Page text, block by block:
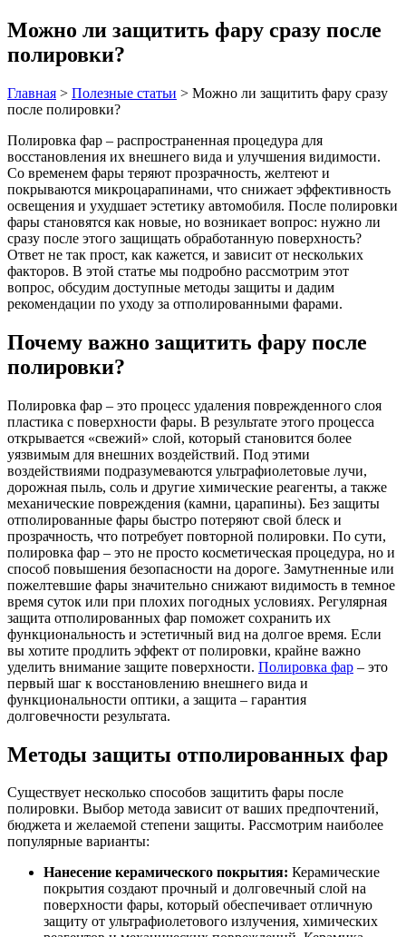
Можно ли защитить фару сразу после
полировки?
Главная > Полезные статьи > Можно ли защитить фару сразу
после полировки?
Полировка фар – распространенная процедура для
восстановления их внешнего вида и улучшения видимости.
Со временем фары теряют прозрачность, желтеют и
покрываются микроцарапинами, что снижает эффективность
освещения и ухудшает эстетику автомобиля. После полировки
фары становятся как новые, но возникает вопрос: нужно ли
сразу после этого защищать обработанную поверхность?
Ответ не так прост, как кажется, и зависит от нескольких
факторов. В этой статье мы подробно рассмотрим этот
вопрос, обсудим доступные методы защиты и дадим
рекомендации по уходу за отполированными фарами.
Почему важно защитить фару после
полировки?
Полировка фар – это процесс удаления поврежденного слоя
пластика с поверхности фары. В результате этого процесса
открывается «свежий» слой, который становится более
уязвимым для внешних воздействий. Под этими
воздействиями подразумеваются ультрафиолетовые лучи,
дорожная пыль, соль и другие химические реагенты, а также
механические повреждения (камни, царапины). Без защиты
отполированные фары быстро потеряют свой блеск и
прозрачность, что потребует повторной полировки. По сути,
полировка фар – это не просто косметическая процедура, но и
способ повышения безопасности на дороге. Замутненные или
пожелтевшие фары значительно снижают видимость в темное
время суток или при плохих погодных условиях. Регулярная
защита отполированных фар поможет сохранить их
функциональность и эстетичный вид на долгое время. Если
вы хотите продлить эффект от полировки, крайне важно
уделить внимание защите поверхности. Полировка фар – это
первый шаг к восстановлению внешнего вида и
функциональности оптики, а защита – гарантия
долговечности результата.
Методы защиты отполированных фар
Существует несколько способов защитить фары после
полировки. Выбор метода зависит от ваших предпочтений,
бюджета и желаемой степени защиты. Рассмотрим наиболее
популярные варианты:
Нанесение керамического покрытия: Керамические
покрытия создают прочный и долговечный слой на
поверхности фары, который обеспечивает отличную
защиту от ультрафиолетового излучения, химических